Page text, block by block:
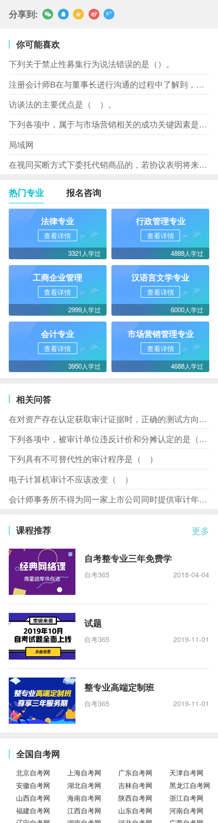
分享到:
你可能喜欢
下列关于禁止性募集行为说法错误的是（）。
注册会计师B在与董事长进行沟通的过程中了解到，XYZ股份有限
访谈法的主要优点是（ ）。
下列各项中，属于与市场营销相关的成功关键因素是（）。
局域网
在视同买断方式下委托代销商品的，若协议表明将来受托方没有将商
热门专业 报名咨询
法律专业
查看详情
3321人学过
行政管理专业
查看详情
4888人学过
工商企业管理
查看详情
2999人学过
汉语言文学专业
查看详情
6000人学过
会计专业
查看详情
3950人学过
市场营销管理专业
查看详情
4688人学过
相关问答
在对资产存在认定获取审计证据时，正确的测试方向是（ ）
下列各项中，被审计单位违反计价和分摊认定的是（ ）
下列具有不可替代性的审计程序是（ ）
电子计算机审计不应该改变（ ）
会计师事务所不得为同一家上市公司同时提供审计年报和（ ）
更多
课程推荐
自考整专业三年免费学
自考365 2018-04-04
试题
自考365 2019-11-01
整专业高端定制班
自考365 2019-11-01
全国自考网
北京自考网 上海自考网 广东自考网
天津自考网
安徽自考网
湖北自考网 吉林自考网
黑龙江自考网
山西自考网
海南自考网 陕西自考网
浙江自考网
福建自考网
江西自考网 山东自考网
河南自考网